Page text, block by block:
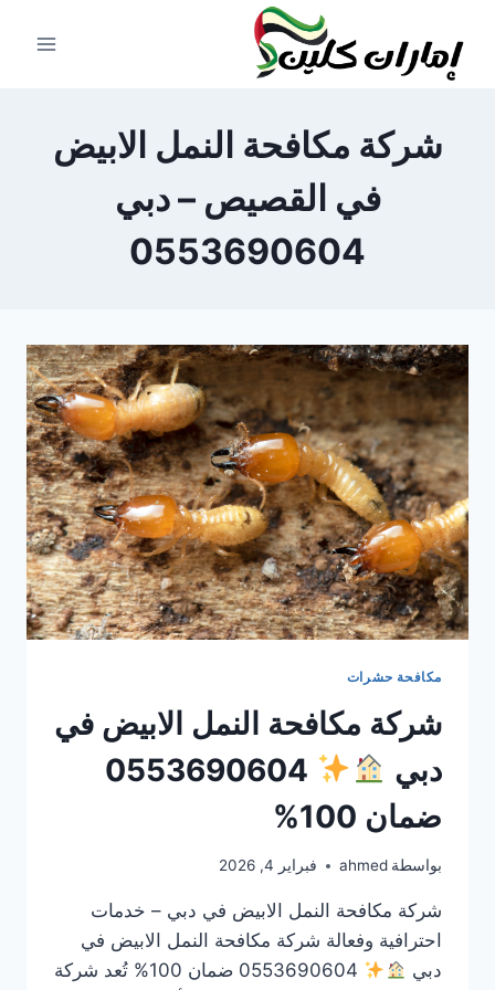
المحتوى
شركة مكافحة النمل الابيض
في القصيص – دبي
0553690604
مكافحة حشرات
شركة مكافحة النمل الابيض في
دبي
0553690604
ضمان 100%
بواسطة ahmed فبراير 4, 2026
شركة مكافحة النمل الابيض في دبي – خدمات
احترافية وفعالة شركة مكافحة النمل الابيض في
دبي
0553690604 ضمان 100% تُعد شركة